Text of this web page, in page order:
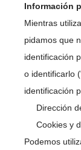
Información
Mientras
pidamos que
identificación
o identificarlo
identificación
Dirección
Cookies y
Podemos